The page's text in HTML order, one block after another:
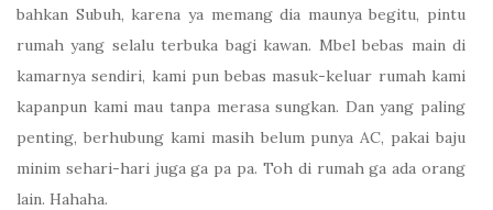
bahkan Subuh, karena ya memang dia maunya begitu, pintu
rumah yang selalu terbuka bagi kawan. Mbel bebas main di
kamarnya sendiri, kami pun bebas masuk-keluar rumah kami
kapanpun kami mau tanpa merasa sungkan. Dan yang paling
penting, berhubung kami masih belum punya AC, pakai baju
minim sehari-hari juga ga pa pa. Toh di rumah ga ada orang
lain. Hahaha.